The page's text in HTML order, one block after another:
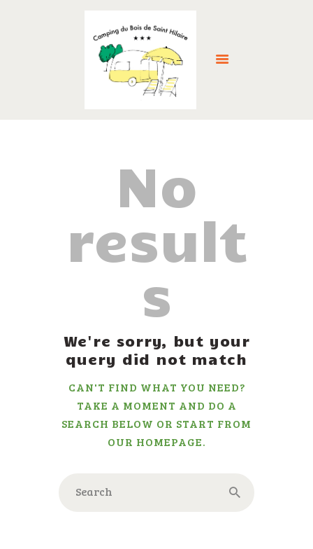
LA RÉGION
RÉSERVER >
ACTUALITÉS
FRANÇAIS
No
result
s
We're sorry, but your
query did not match
CAN'T FIND WHAT YOU NEED?
TAKE A MOMENT AND DO A
SEARCH BELOW OR START FROM
OUR HOMEPAGE.